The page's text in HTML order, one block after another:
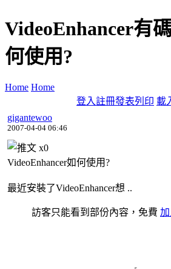
VideoEnhancer有
何使用?
Home Home
登入註冊發表列印 載
gigantewoo
2007-04-04 06:46
x0
VideoEnhancer如何使用?
最近安裝了VideoEnhancer想 ..
訪客只能看到部份內容，免費